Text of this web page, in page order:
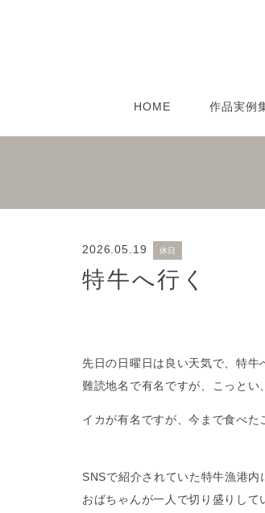
HOME 作品実例
2026.05.19 休日
特牛へ行く
先日の日曜日は良い天気で、特牛
難読地名で有名ですが、こっとい
イカが有名ですが、今まで食べ
SNSで紹介されていた特牛漁港内
おばちゃんが一人で切り盛りし